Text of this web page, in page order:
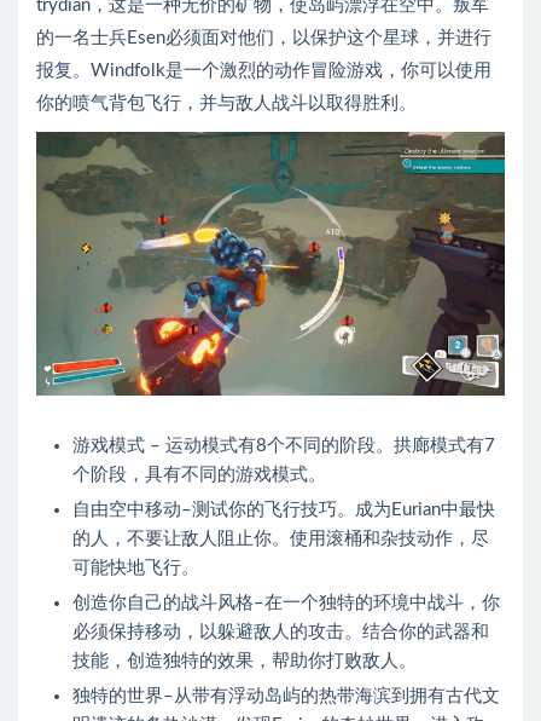
trydian，这是一种无价的矿物，使岛屿漂浮在空中。叛军
的一名士兵Esen必须面对他们，以保护这个星球，并进行
报复。Windfolk是一个激烈的动作冒险游戏，你可以使用
你的喷气背包飞行，并与敌人战斗以取得胜利。
游戏模式 – 运动模式有8个不同的阶段。拱廊模式有7
个阶段，具有不同的游戏模式。
自由空中移动–测试你的飞行技巧。成为Eurian中最快
的人，不要让敌人阻止你。使用滚桶和杂技动作，尽
可能快地飞行。
创造你自己的战斗风格–在一个独特的环境中战斗，你
必须保持移动，以躲避敌人的攻击。结合你的武器和
技能，创造独特的效果，帮助你打败敌人。
独特的世界–从带有浮动岛屿的热带海滨到拥有古代文